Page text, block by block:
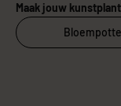
Maak jouw